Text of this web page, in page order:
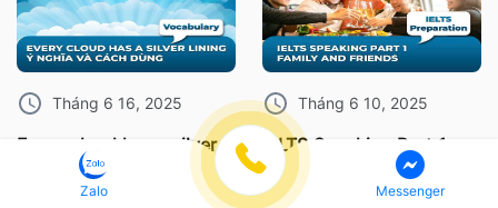
IELTS Speaking. I. 10 Phrasal
verb chủ đề sức khỏe Burn
out – […]
đề này nhé! 1. Bài mẫu IELTS
Speaking Part 2: Describe an
object […]
Tháng 6 16, 2025
Every cloud has a silver
lining? Ý nghĩa và cách
Tháng 6 10, 2025
IELTS Speaking Part 1
Family and Friends: Từ
Zalo Messenger